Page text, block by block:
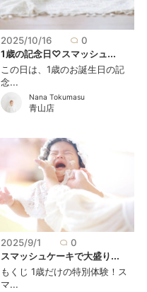
2025/10/16
0
1歳の記念日♡スマッシュ...
この日は、1歳のお誕生日の記
念...
Nana Tokumasu
青山店
2025/9/1
0
スマッシュケーキで大盛り...
もくじ 1歳だけの特別体験！ス
マ...